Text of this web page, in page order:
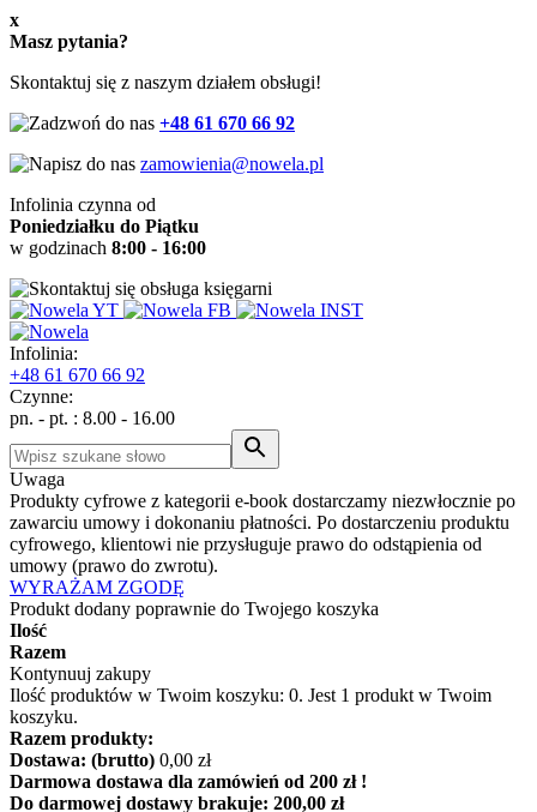
x
Masz pytania?
Skontaktuj się z naszym działem obsługi!
+48 61 670 66 92
zamowienia@nowela.pl
Infolinia czynna od
Poniedziałku do Piątku
w godzinach 8:00 - 16:00
Infolinia:
+48 61 670 66 92
Czynne:
pn. - pt. : 8.00 - 16.00
Uwaga
Produkty cyfrowe z kategorii e-book dostarczamy niezwłocznie po
zawarciu umowy i dokonaniu płatności. Po dostarczeniu produktu
cyfrowego, klientowi nie przysługuje prawo do odstąpienia od
umowy (prawo do zwrotu).
WYRAŻAM ZGODĘ
Produkt dodany poprawnie do Twojego koszyka
Ilość
Razem
Kontynuuj zakupy
Ilość produktów w Twoim koszyku: 0. Jest 1 produkt w Twoim
koszyku.
Razem produkty:
Dostawa: (brutto) 0,00 zł
Darmowa dostawa dla zamówień od 200 zł !
Do darmowej dostawy brakuje: 200,00 zł